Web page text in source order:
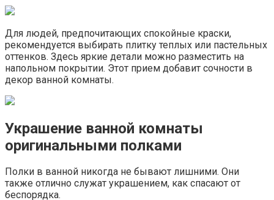
приемлемости того или иного декора и проявлять
творческий потенциал, который присутствует у любого
человека.
Рекомендации для различных
помещений
Итак, общие рекомендации известны, теперь стоит
функциональных помещений – как жилых, так и
служебных. Например, для кабинета руководителя
офиса подойдут полотна, изображающие благополучие,
уместны фото автомобилей, яхт, красивых домов. В
переговорной картины, изображающие сбор урожая,
станут символом успеха во всех начинаниях.